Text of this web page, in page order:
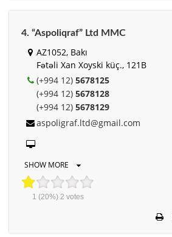
4. “Aspoliqraf” Ltd MMC
AZ1052, Bakı
Fətəli Xan Xoyski küç., 121B
(+994 12) 5678125
(+994 12) 5678128
(+994 12) 5678129
aspoligraf.ltd@gmail.com
SHOW MORE
1 (20%) 2 votes